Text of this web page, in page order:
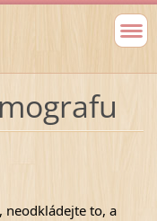
neodkládejte to, a